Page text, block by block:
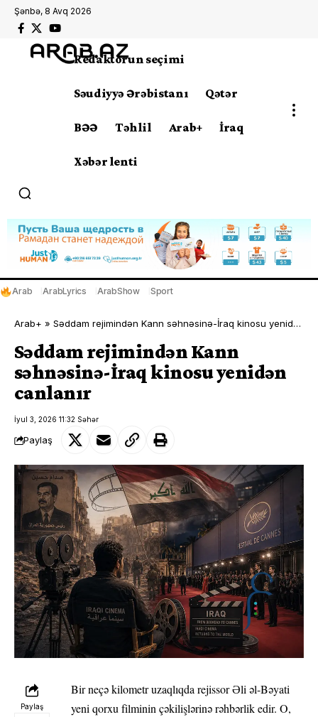
Şənbə, 8 Avq 2026
Redaktorun seçimi
Səudiyyə Ərəbistanı Qətər
BƏƏ Təhlil Arab+ İraq
Xəbər lenti
Arab ArabLyrics ArabShow Sport
Arab+ » Səddam rejimindən Kann səhnəsinə-İraq kinosu yenidən canlanır
Səddam rejimindən Kann
səhnəsinə-İraq kinosu yenidən
canlanır
İyul 3, 2026 11:32 Səhər
Paylaş
Paylaş
Bir neçə kilometr uzaqlıqda rejissor Əli əl-Bəyati
yeni qorxu filminin çəkilişlərinə rəhbərlik edir. O,